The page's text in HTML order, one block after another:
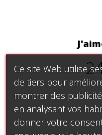
Ce site Web utilise
de tiers pour
montrer des
en analysant vos
donner votre